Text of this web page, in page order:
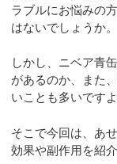
ラブルにお悩みの
はないでしょうか。
しかし、ニベア青
があるのか、また
いことも多いですよ
そこで今回は、あ
効果や副作用を紹